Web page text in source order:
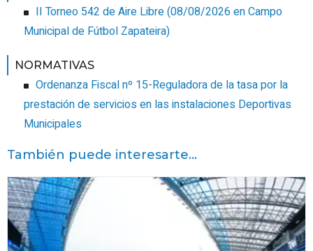
II Torneo 542 de Aire Libre(08/08/2026 en Campo
Municipal de Fútbol Zapateira)
NORMATIVAS
Ordenanza Fiscal nº 15-Reguladora de la tasa por la
prestación de servicios en las instalaciones Deportivas
Municipales
También puede interesarte...